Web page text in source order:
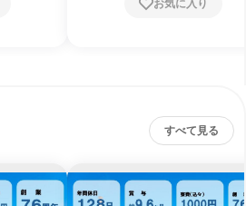
お気に入り
すべて見る